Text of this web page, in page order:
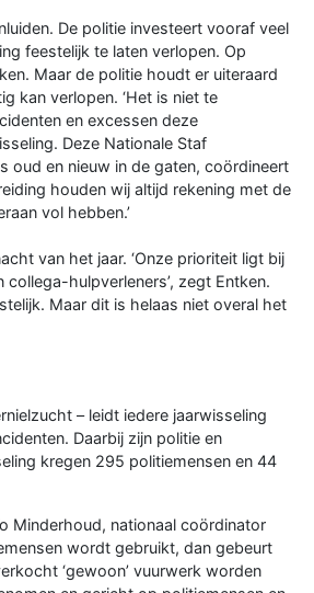
De politie investeert vooraf veel
feestelijk te laten verlopen. Op
Maar de politie houdt er uiteraard
kan verlopen. ‘Het is niet te
en excessen deze
Deze Nationale Staf
oud en nieuw in de gaten, coördineert
houden wij altijd rekening met de
vol hebben.’
van het jaar. ‘Onze prioriteit ligt bij
hulpverleners’, zegt Entken.
Maar dit is helaas niet overal het
– leidt iedere jaarwisseling
Daarbij zijn politie en
kregen 295 politiemensen en 44
Minderhoud, nationaal coördinator
wordt gebruikt, dan gebeurt
‘gewoon’ vuurwerk worden